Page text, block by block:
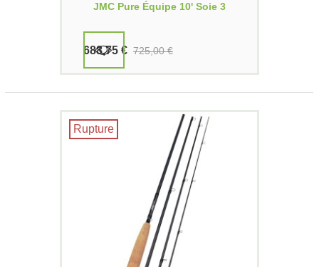
JMC Pure Équipe 10' Soie 3
688,75 € 725,00 €
Rupture